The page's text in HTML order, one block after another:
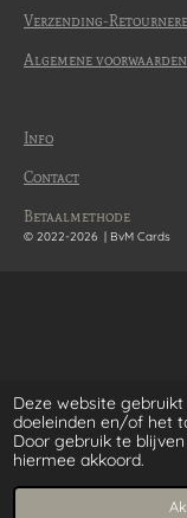
Deze website
doeleinden en/of het
Door gebruik te
hiermee akkoord.
Verzending-
Algemene voorwaarden
Info
Contact
Betaalmethode
© 2022-2026 | BvM Cards
E-